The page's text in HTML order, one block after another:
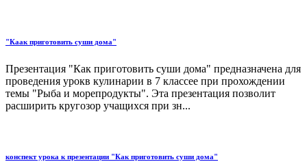
"Каак приготовить суши дома"
Презентация "Как приготовить суши дома" предназначена для
проведения урокв кулинарии в 7 классее при прохождении
темы "Рыба и морепродукты". Эта презентация позволит
расширить кругозор учащихся при зн...
конспект урока к презентации "Как приготовить суши дома"